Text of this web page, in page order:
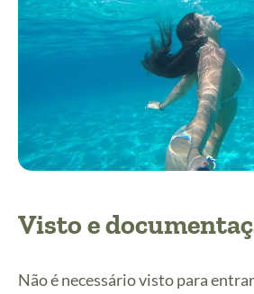
Visto e
Não é necessário visto para